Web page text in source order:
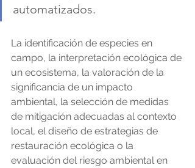
automatizados.
La identificación de especies en
campo, la interpretación ecológica de
un ecosistema, la valoración de la
significancia de un impacto
ambiental, la selección de medidas
de mitigación adecuadas al contexto
local, el diseño de estrategias de
restauración ecológica o la
evaluación del riesgo ambiental en